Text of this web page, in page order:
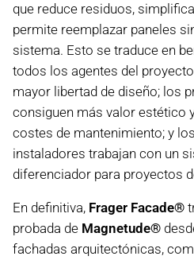
que reduce residuos,
permite reemplazar paneles
sistema. Esto se traduce en
todos los agentes del
mayor libertad de diseño; los
consiguen más valor estético
costes de mantenimiento; y
instaladores trabajan con un
diferenciador para proyectos
En definitiva, Frager Facade®
probada de Magnetude®
fachadas arquitectónicas,